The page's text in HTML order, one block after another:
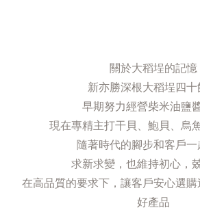
關於大稻埕的記憶
新亦勝深根大稻埕四十
早期努力經營柴米油鹽
現在專精主打干貝、鮑貝、烏
隨著時代的腳步和客戶一
求新求變，也維持初心，
在高品質的要求下，讓客戶安心選
好產品